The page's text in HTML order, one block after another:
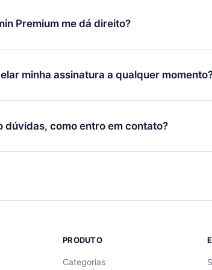
decidiu mudar sua assinatura mensal para
o plano anual, o novo plano só será aplicado e
Premium me dá direito?
é um plano que te garante acesso a toda
em 3 línguas (Inglês, espanhol e português)
momento através do nosso aplicativo
minha assinatura a qualquer
por não renovar sua assinatura do 12min,
e o próximo ciclo de cobrança não ocorrerá.
dúvidas, como entro em contato?
para entrar em contato porsupport@12min.com.
PRODUTO
Categorias